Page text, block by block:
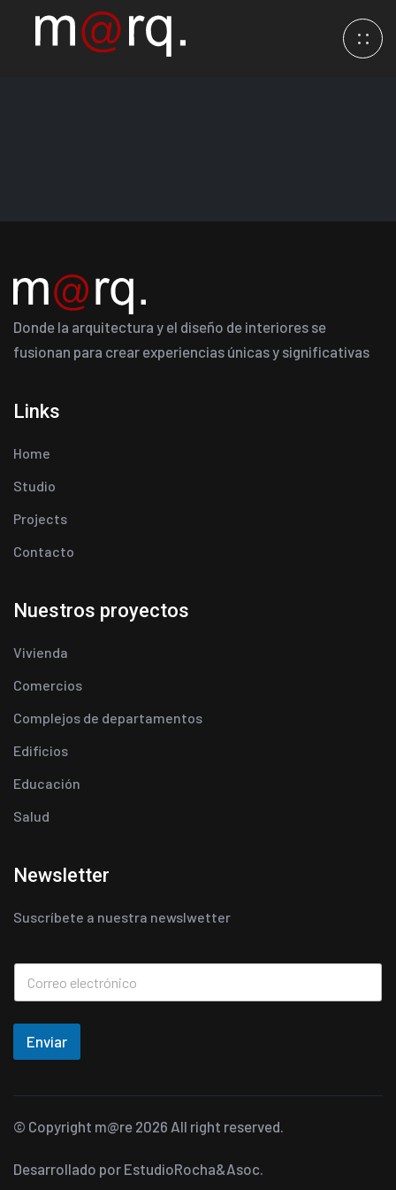
Donde la arquitectura y el diseño de interiores se
fusionan para crear experiencias únicas y significativas
Links
Home
Studio
Projects
Contacto
Nuestros proyectos
Vivienda
Comercios
Complejos de departamentos
Edificios
Educación
Salud
Newsletter
Suscríbete a nuestra newslwetter
Enviar
© Copyright m@re 2026 All right reserved.
Desarrollado por EstudioRocha&Asoc.